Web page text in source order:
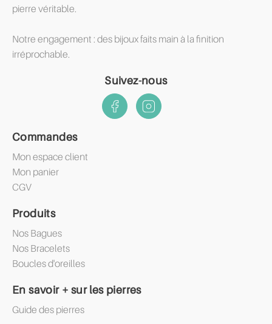
pierre véritable.
Notre engagement : des bijoux faits main à la finition
irréprochable.
Commandes
Mon espace client
Mon panier
CGV
Produits
Nos Bagues
Nos Bracelets
Boucles d'oreilles
Suivez-nous
En savoir + sur les pierres
Guide des pierres